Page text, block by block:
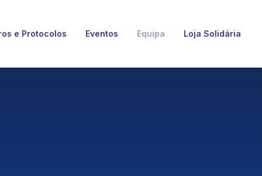
e Protocolos Eventos Equipa Loja Solidária